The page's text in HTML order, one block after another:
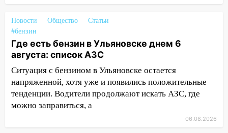
за плесень на стенах
05:00
прибыль, а кому — испытания на
прочность
05.08.2026
22:58 Соцсети: на проспекте Тюленева
ДТП с мотоциклистом
Мошенники обманули 92-летнюю
Новости Общество
Статьи
#бензин
Где есть бензин в Ульяновске днем 6
августа: список АЗС
Ситуация с бензином в Ульяновске остается
напряженной, хотя уже и появились положительные
тенденции. Водители продолжают искать АЗС, где
можно заправиться, а
06.08.2026